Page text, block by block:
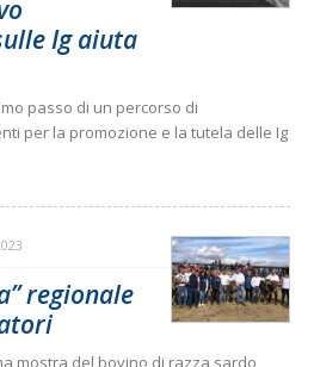
Ig aiuta
passo di un percorso di
per la promozione e la tutela delle Ig
regionale
mostra del bovino di razza sardo